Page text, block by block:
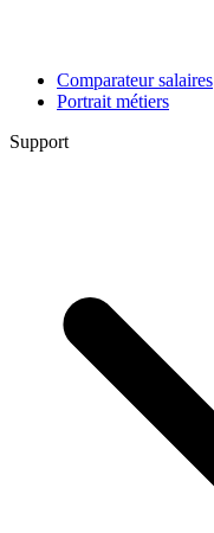
Comparateur salaires
Portrait métiers
Support